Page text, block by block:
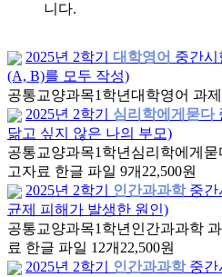
니다.
2025년 2학기 대학영어 중간시
(A, B)를 모두 작성)
공통교양과목1학년대학영어 과
2025년 2학기
심리학에게묻다
닮고 싶지 않은 나의 부모)
공통교양과목1학년 심리학에게
고자료 한글 파일 9개 22,500원
2025년 2학기
인간과과학 중간
균제 피해가 발생한 원인)
공통교양과목1학년 인간과과학
료 한글 파일 12개 22,500원
2025년 2학기
인간과과학 중간